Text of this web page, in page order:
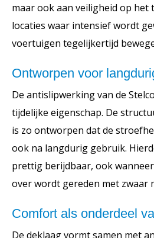
maar ook aan veiligheid op het
locaties waar intensief wordt
voertuigen tegelijkertijd
Ontworpen voor
De antislipwerking van de
tijdelijke eigenschap. De
is zo ontworpen dat de
ook na langdurig gebruik.
prettig berijdbaar, ook
over wordt gereden met zwaar
Comfort als onderdeel
De deklaag vormt samen met